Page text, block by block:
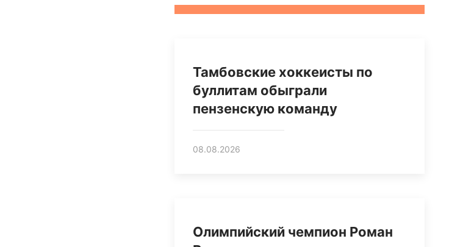
Тамбовские хоккеисты по
буллитам обыграли
пензенскую команду
08.08.2026
Олимпийский чемпион Роман